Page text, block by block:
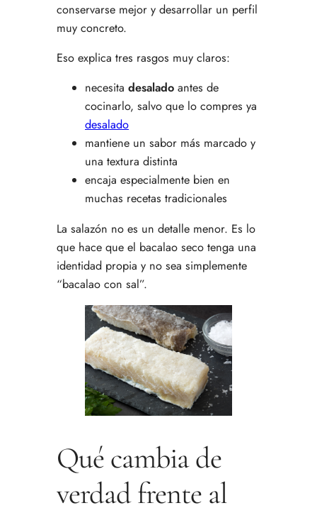
conservarse mejor y desarrollar un perfil
muy concreto.
Eso explica tres rasgos muy claros:
necesita desalado antes de
cocinarlo, salvo que lo compres ya
desalado
mantiene un sabor más marcado y
una textura distinta
encaja especialmente bien en
muchas recetas tradicionales
La salazón no es un detalle menor. Es lo
que hace que el bacalao seco tenga una
identidad propia y no sea simplemente
“bacalao con sal”.
Qué cambia de
verdad frente al